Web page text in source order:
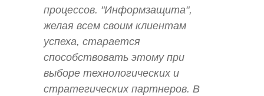
процессов. "Информзащита",
желая всем своим клиентам
успеха, старается
способствовать этому при
выборе технологических и
стратегических партнеров. В